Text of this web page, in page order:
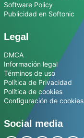
Software Policy
Publicidad en Softonic
Legal
DMCA
Información legal
Términos de uso
Política de Privacidad
Política de cookies
Configuración de cookies
Social media